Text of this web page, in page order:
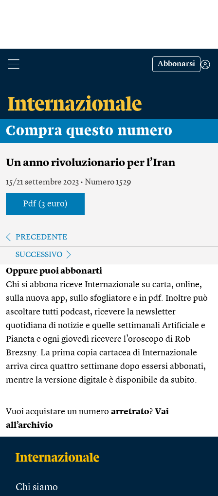
Abbonarsi
Compra questo numero
Un anno rivoluzionario per l’Iran
15/21 settembre 2023 • Numero 1529
Pdf (3 euro)
PRECEDENTE
SUCCESSIVO
Oppure puoi abbonarti
Chi si abbona riceve Internazionale su carta, online,
sulla nuova app, sullo sfogliatore e in pdf. Inoltre può
ascoltare tutti podcast, ricevere la newsletter
quotidiana di notizie e quelle settimanali Artificiale e
Pianeta e ogni giovedì ricevere l’oroscopo di Rob
Brezsny. La prima copia cartacea di Internazionale
arriva circa quattro settimane dopo essersi abbonati,
mentre la versione digitale è disponibile da subito.
Vuoi acquistare un numero arretrato? Vai
all’archivio
Chi siamo